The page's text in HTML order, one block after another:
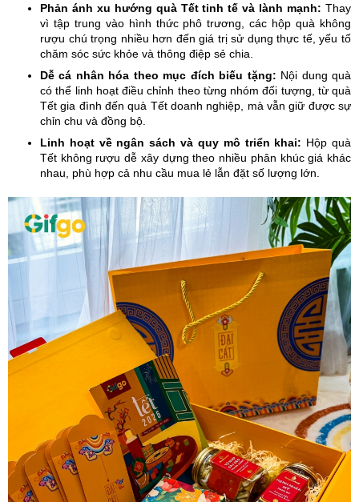
Phản ánh xu hướng quà Tết tinh tế và lành mạnh: Thay
vì tập trung vào hình thức phô trương, các hộp quà không
rượu chú trọng nhiều hơn đến giá trị sử dụng thực tế, yếu tố
chăm sóc sức khỏe và thông điệp sẻ chia.
Dễ cá nhân hóa theo mục đích biếu tặng: Nội dung quà
có thể linh hoạt điều chỉnh theo từng nhóm đối tượng, từ quà
Tết gia đình đến quà Tết doanh nghiệp, mà vẫn giữ được sự
chỉn chu và đồng bộ.
Linh hoạt về ngân sách và quy mô triển khai: Hộp quà
Tết không rượu dễ xây dựng theo nhiều phân khúc giá khác
nhau, phù hợp cả nhu cầu mua lẻ lẫn đặt số lượng lớn.